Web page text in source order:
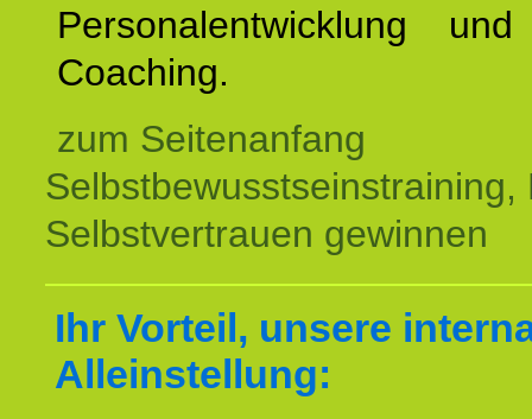
Personalentwicklung
Coaching.
zum Seitenanfang
Selbstbewusstseinstraining,
Selbstvertrauen gewinnen
Ihr Vorteil, unsere
Alleinstellung: